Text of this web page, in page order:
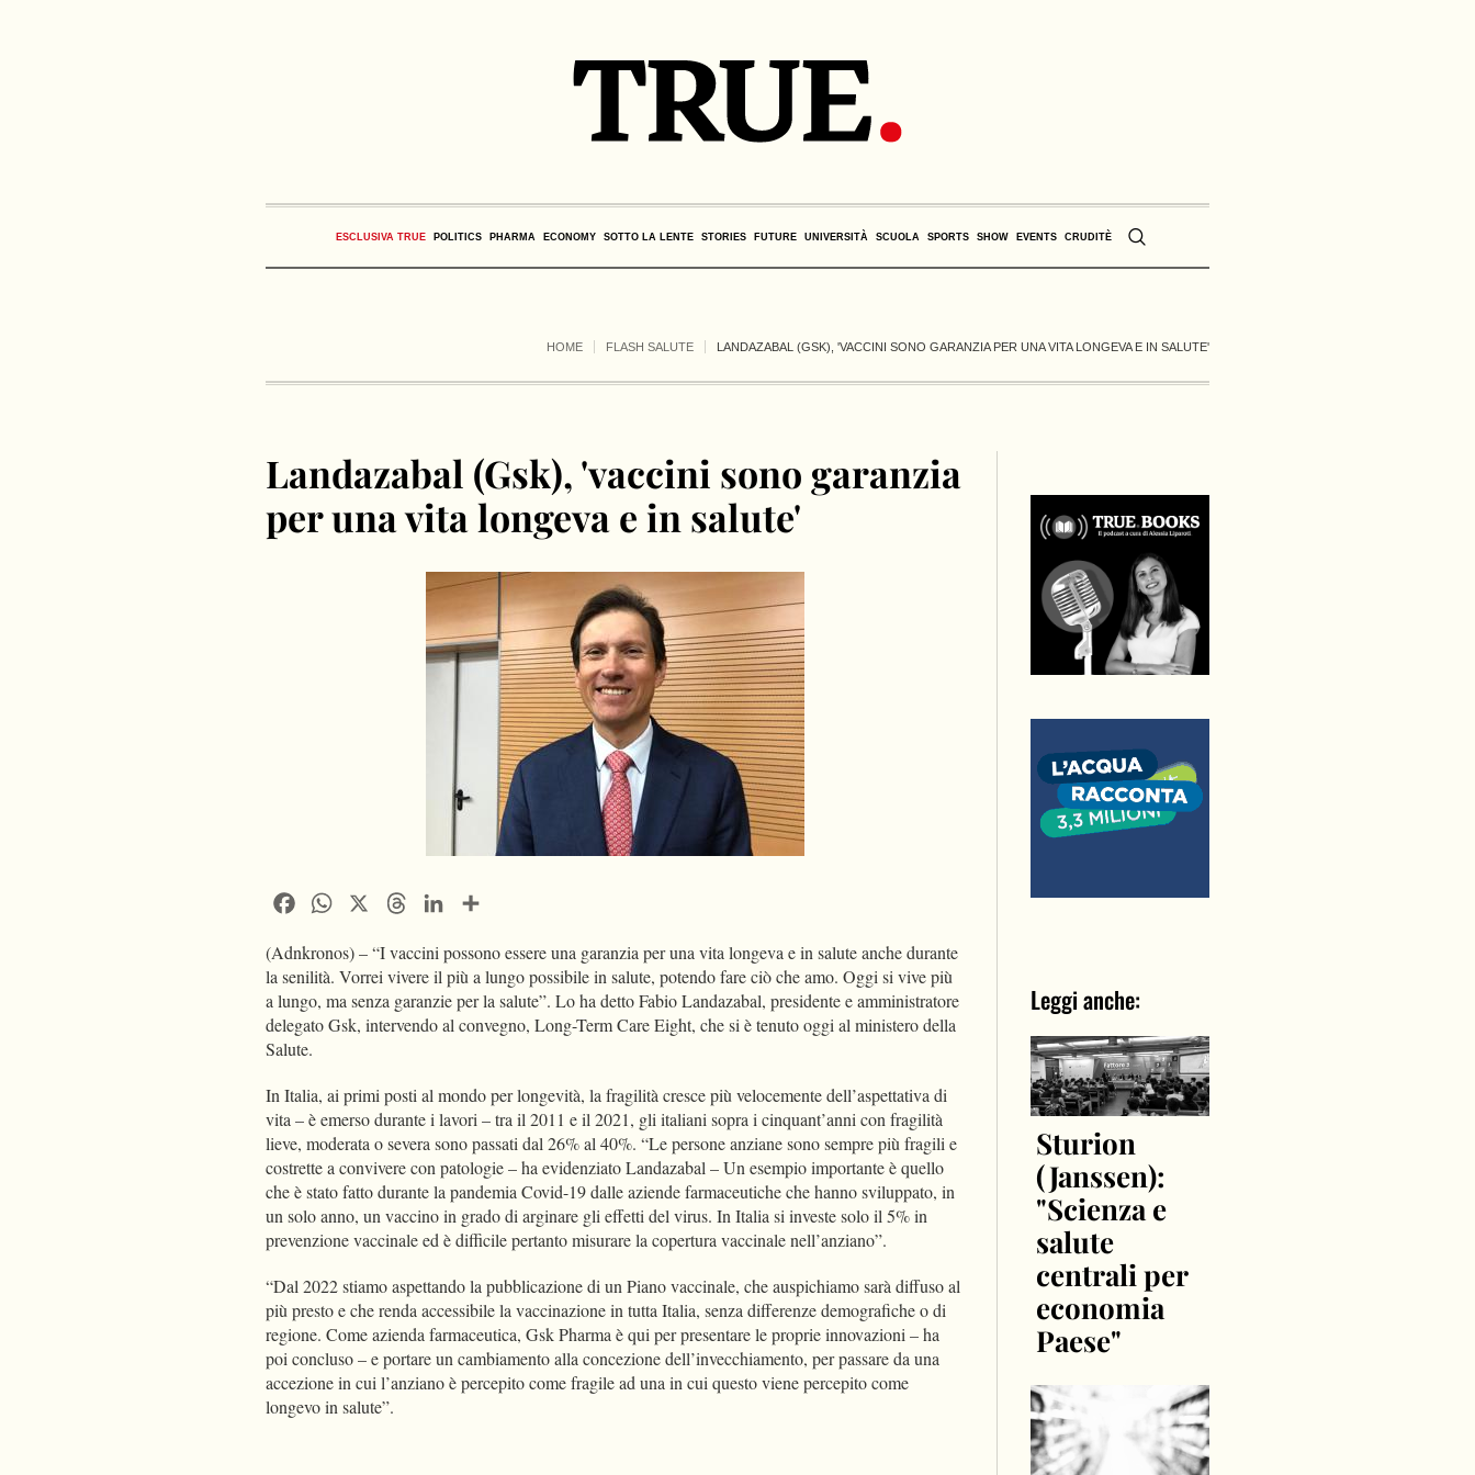
ESCLUSIVA TRUE POLITICS PHARMA ECONOMY SOTTO LA LENTE STORIES FUTURE UNIVERSITÀ SCUOLA SPORTS SHOW EVENTS CRUDITÈ
HOME FLASH SALUTE LANDAZABAL (GSK), 'VACCINI SONO GARANZIA PER UNA VITA LONGEVA E IN SALUTE'
Landazabal (Gsk), 'vaccini sono garanzia
per una vita longeva e in salute'
FacebookWhatsApp ThreadsLinkedIn
(Adnkronos) – “I vaccini possono essere una garanzia per una vita longeva e in salute anche durante
la senilità. Vorrei vivere il più a lungo possibile in salute, potendo fare ciò che amo. Oggi si vive più
a lungo, ma senza garanzie per la salute”. Lo ha detto Fabio Landazabal, presidente e amministratore
delegato Gsk, intervendo al convegno, Long-Term Care Eight, che si è tenuto oggi al ministero della
Salute.
In Italia, ai primi posti al mondo per longevità, la fragilità cresce più velocemente dell’aspettativa di
vita – è emerso durante i lavori – tra il 2011 e il 2021, gli italiani sopra i cinquant’anni con fragilità
lieve, moderata o severa sono passati dal 26% al 40%. “Le persone anziane sono sempre più fragili e
costrette a convivere con patologie – ha evidenziato Landazabal – Un esempio importante è quello
che è stato fatto durante la pandemia Covid-19 dalle aziende farmaceutiche che hanno sviluppato, in
un solo anno, un vaccino in grado di arginare gli effetti del virus. In Italia si investe solo il 5% in
prevenzione vaccinale ed è difficile pertanto misurare la copertura vaccinale nell’anziano”.
“Dal 2022 stiamo aspettando la pubblicazione di un Piano vaccinale, che auspichiamo sarà diffuso al
più presto e che renda accessibile la vaccinazione in tutta Italia, senza differenze demografiche o di
regione. Come azienda farmaceutica, Gsk Pharma è qui per presentare le proprie innovazioni – ha
poi concluso – e portare un cambiamento alla concezione dell’invecchiamento, per passare da una
accezione in cui l’anziano è percepito come fragile ad una in cui questo viene percepito come
longevo in salute”.
Leggi anche:
Sturion
(Janssen):
"Scienza e
salute
centrali per
economia
Paese"